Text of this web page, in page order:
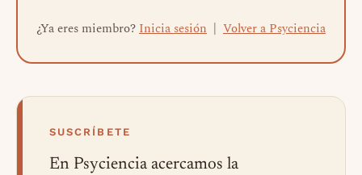
¿Ya eres miembro?Inicia sesión | Volver a Psyciencia
SUSCRÍBETE
En Psyciencia acercamos la